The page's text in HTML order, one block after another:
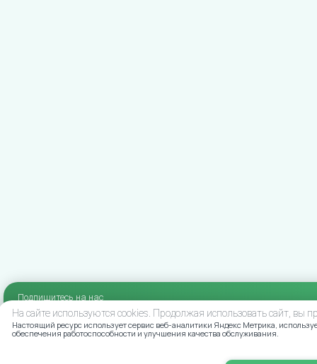
Подпишитесь на нас
в социальных сетях
На сайте используются cookies. Продолжая использовать сайт, вы
Настоящий ресурс использует сервис веб-аналитики Яндекс Метрика,
обеспечения работоспособности и улучшения качества обслуживания.